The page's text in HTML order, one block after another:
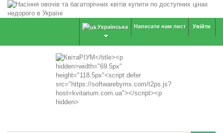
Увійти
Написати нам лист
Українська